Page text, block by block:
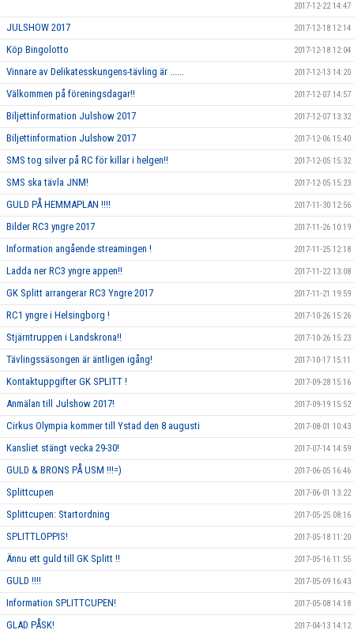
2017-12-22 14:47
JULSHOW 2017 2017-12-18 12:14
Köp Bingolotto 2017-12-18 12:04
Vinnare av Delikatesskungens-tävling är ...... 2017-12-13 14:20
Välkommen på föreningsdagar!! 2017-12-07 14:57
Biljettinformation Julshow 2017 2017-12-07 13:32
Biljettinformation Julshow 2017 2017-12-06 15:40
SMS tog silver på RC för killar i helgen!! 2017-12-05 15:32
SMS ska tävla JNM! 2017-12-05 15:23
GULD PÅ HEMMAPLAN !!!! 2017-11-30 12:56
Bilder RC3 yngre 2017 2017-11-26 10:19
Information angående streamingen ! 2017-11-25 12:18
Ladda ner RC3 yngre appen!! 2017-11-22 13:08
GK Splitt arrangerar RC3 Yngre 2017 2017-11-21 19:59
RC1 yngre i Helsingborg ! 2017-10-26 15:26
Stjärntruppen i Landskrona!! 2017-10-26 15:23
Tävlingssäsongen är äntligen igång! 2017-10-17 15:11
Kontaktuppgifter GK SPLITT ! 2017-09-28 15:16
Anmälan till Julshow 2017! 2017-09-19 15:52
Cirkus Olympia kommer till Ystad den 8 augusti 2017-08-01 10:43
Kansliet stängt vecka 29-30! 2017-07-14 14:59
GULD & BRONS PÅ USM !!!=) 2017-06-05 16:46
Splittcupen 2017-06-01 13:22
Splittcupen: Startordning 2017-05-25 08:16
SPLITTLOPPIS! 2017-05-18 11:20
Ännu ett guld till GK Splitt !! 2017-05-16 11:55
GULD !!!! 2017-05-09 16:43
Information SPLITTCUPEN! 2017-05-08 14:18
GLAD PÅSK! 2017-04-13 14:12